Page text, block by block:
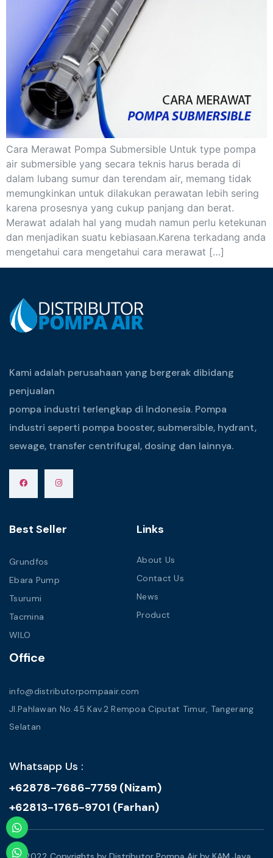
Cara Merawat Pompa Submersible Untuk type pompa
air submersible yang secara teknis harus berada di
dalam lubang sumur dan terendam air, memang tidak
memungkinkan untuk dilakukan perawatan lebih sering
karena prosesnya yang cukup panjang dan berat.
Merawat adalah hal yang mudah namun perlu ketekunan
dan menjadikan suatu kebiasaan.Karena terkadang anda
mengetahui cara mengetahui cara merawat […]
Kami adalah perusahaan yang bergerak dibidang
penjualan
pompa industri terlengkap di Indonesia. Pompa
industri seperti pompa booster, submersible, hydrant,
sewage, transfer centrifugal, dosing dan lainnya.
Best Seller
Grundfos
Ebara Pump
Tsurumi
Tacmina
WILO
Links
About Us
Contact Us
News
Product
Office
info@distributorpompaair.com
Jl.Pahlawan No.45 Kav.2 Rempoa Ciputat Timur, Tangerang
Selatan
Whatsapp Us :
+62878-7686-7759 (Nizam)
+62813-1765-9701 (Farhan)